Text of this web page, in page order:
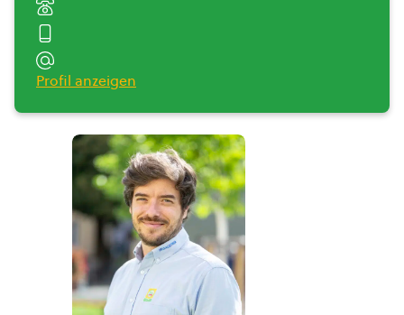
Profil anzeigen